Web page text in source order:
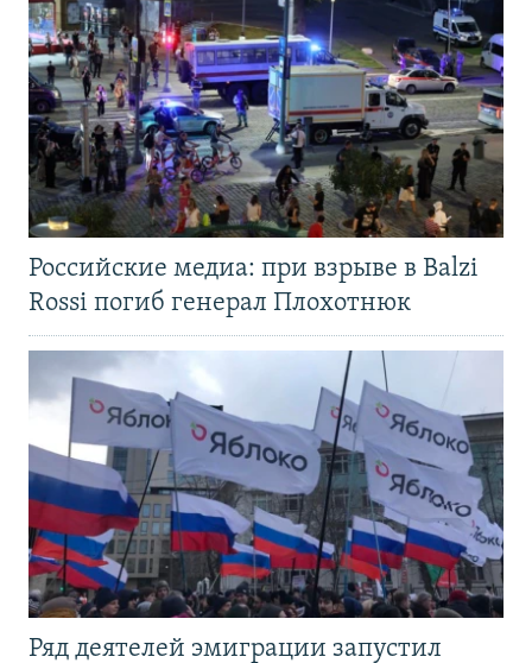
Российские медиа: при взрыве в Balzi
Rossi погиб генерал Плохотнюк
Ряд деятелей эмиграции запустил